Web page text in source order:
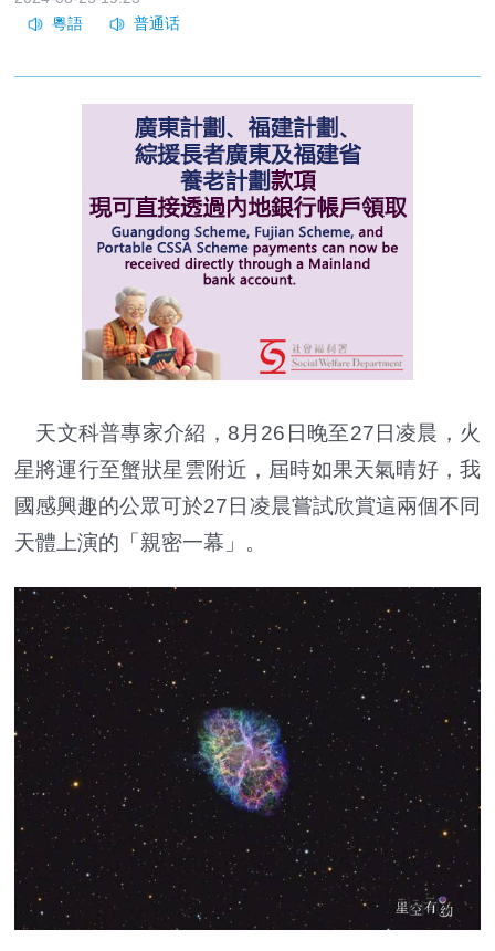
天文科普專家介紹，8月26日晚至27日凌晨，火
星將運行至蟹狀星雲附近，屆時如果天氣晴好，我
國感興趣的公眾可於27日凌晨嘗試欣賞這兩個不同
天體上演的「親密一幕」。